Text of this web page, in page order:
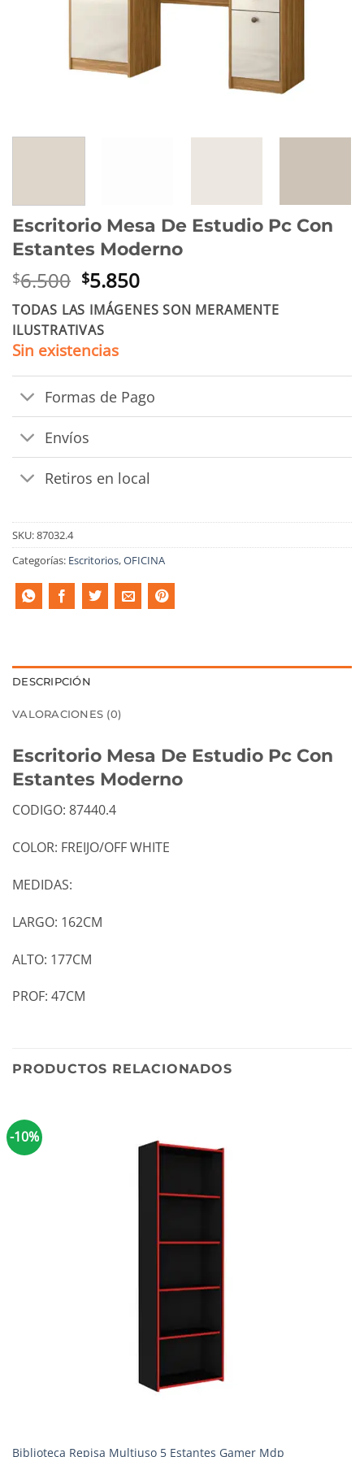
Escritorio Mesa De Estudio Pc Con
Estantes Moderno
$6.500 El
precio
original
era:
$6.500.
$5.850El
precio
actual
TODAS LAS IMÁGENES SON MERAMENTE
ILUSTRATIVAS
Sin existencias
Formas de Pago
Envíos
Retiros en local
SKU:87032.4
Categorías: Escritorios,OFICINA
DESCRIPCIÓN
VALORACIONES (0)
Escritorio Mesa De Estudio Pc Con
Estantes Moderno
CODIGO: 87440.4
COLOR: FREIJO/OFF WHITE
MEDIDAS:
LARGO: 162CM
ALTO: 177CM
PROF: 47CM
PRODUCTOS RELACIONADOS
-10%
Biblioteca Repisa Multiuso 5 Estantes Gamer Mdp